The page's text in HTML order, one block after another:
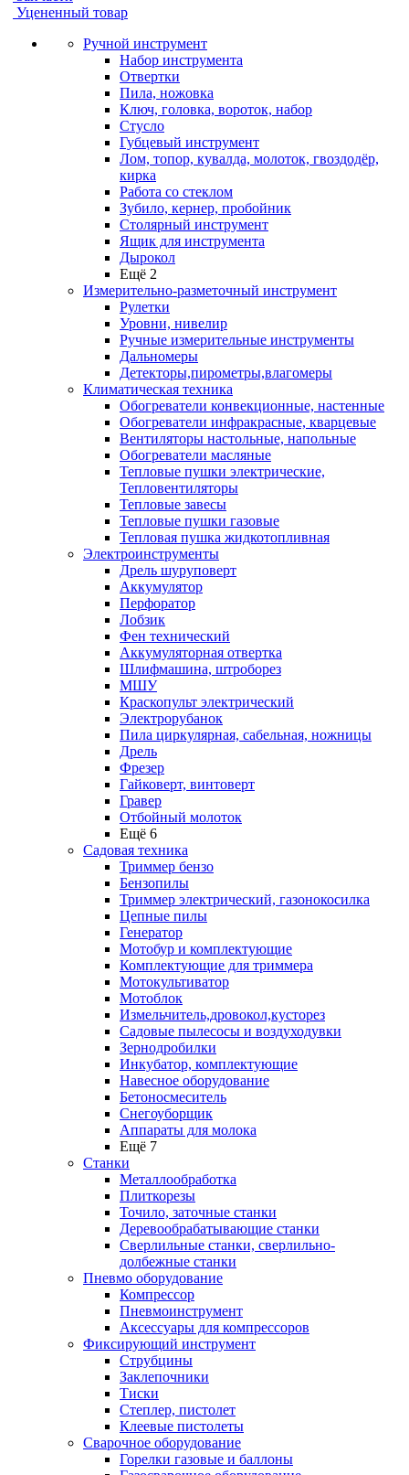
Уцененный товар
Ручной инструмент
Набор инструмента
Отвертки
Пила, ножовка
Ключ, головка, вороток, набор
Стусло
Губцевый инструмент
Лом, топор, кувалда, молоток, гвоздодёр,
кирка
Работа со стеклом
Зубило, кернер, пробойник
Столярный инструмент
Ящик для инструмента
Дырокол
Ещё 2
Измерительно-разметочный инструмент
Рулетки
Уровни, нивелир
Ручные измерительные инструменты
Дальномеры
Детекторы,пирометры,влагомеры
Климатическая техника
Обогреватели конвекционные, настенные
Обогреватели инфракрасные, кварцевые
Вентиляторы настольные, напольные
Обогреватели масляные
Тепловые пушки электрические,
Тепловентиляторы
Тепловые завесы
Тепловые пушки газовые
Тепловая пушка жидкотопливная
Электроинструменты
Дрель шуруповерт
Аккумулятор
Перфоратор
Лобзик
Фен технический
Аккумуляторная отвертка
Шлифмашина, штроборез
МШУ
Краскопульт электрический
Электрорубанок
Пила циркулярная, сабельная, ножницы
Дрель
Фрезер
Гайковерт, винтоверт
Гравер
Отбойный молоток
Ещё 6
Садовая техника
Триммер бензо
Бензопилы
Триммер электрический, газонокосилка
Цепные пилы
Генератор
Мотобур и комплектующие
Комплектующие для триммера
Мотокультиватор
Мотоблок
Измельчитель,дровокол,кусторез
Садовые пылесосы и воздуходувки
Зернодробилки
Инкубатор, комплектующие
Навесное оборудование
Бетоносмеситель
Снегоуборщик
Аппараты для молока
Ещё 7
Станки
Металлообработка
Плиткорезы
Точило, заточные станки
Деревообрабатывающие станки
Сверлильные станки, сверлильно-
долбежные станки
Пневмо оборудование
Компрессор
Пневмоинструмент
Аксессуары для компрессоров
Фиксирующий инструмент
Струбцины
Заклепочники
Тиски
Степлер, пистолет
Клеевые пистолеты
Сварочное оборудование
Горелки газовые и баллоны